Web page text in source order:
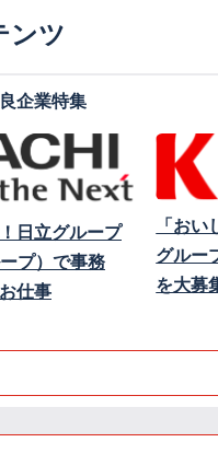
ンツ
企業特集
日立グループ
プ）で事務
仕事
「お
グルー
を大募